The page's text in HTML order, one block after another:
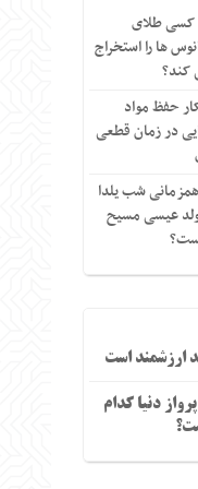
کسی طلای
ها را استخراج
کند؟
حفظ مواد
در زمان قطعی
همزمانی شب یلدا
عیسی مسیح
ارزشمند است
دنیا کدام